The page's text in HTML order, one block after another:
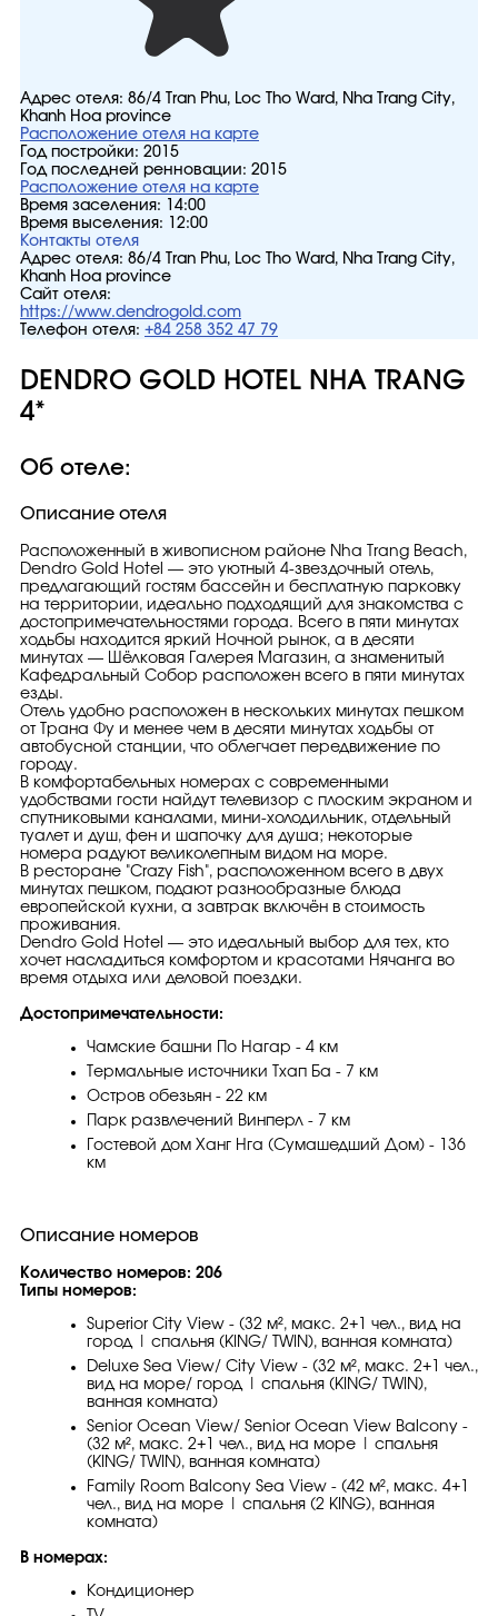
Адрес отеля: 86/4 Tran Phu, Loc Tho Ward, Nha Trang City,
Khanh Hoa province
Расположение отеля на карте
Год постройки: 2015
Год последней ренновации: 2015
Расположение отеля на карте
Время заселения:
14:00
Время выселения:
12:00
Контакты отеля
Адрес отеля: 86/4 Tran Phu, Loc Tho Ward, Nha Trang City,
Khanh Hoa province
Сайт отеля:
https://www.dendrogold.com
Телефон отеля: +84 258 352 47 79
DENDRO GOLD HOTEL NHA TRANG
4*
Об отеле:
Описание отеля
Расположенный в живописном районе Nha Trang Beach,
Dendro Gold Hotel — это уютный 4-звездочный отель,
предлагающий гостям бассейн и бесплатную парковку
на территории, идеально подходящий для знакомства с
достопримечательностями города. Всего в пяти минутах
ходьбы находится яркий Ночной рынок, а в десяти
минутах — Шёлковая Галерея Магазин, а знаменитый
Кафедральный Собор расположен всего в пяти минутах
езды.
Отель удобно расположен в нескольких минутах пешком
от Трана Фу и менее чем в десяти минутах ходьбы от
автобусной станции, что облегчает передвижение по
городу.
В комфортабельных номерах с современными
удобствами гости найдут телевизор с плоским экраном и
спутниковыми каналами, мини-холодильник, отдельный
туалет и душ, фен и шапочку для душа; некоторые
номера радуют великолепным видом на море.
В ресторане "Crazy Fish", расположенном всего в двух
минутах пешком, подают разнообразные блюда
европейской кухни, а завтрак включён в стоимость
проживания.
Dendro Gold Hotel — это идеальный выбор для тех, кто
хочет насладиться комфортом и красотами Нячанга во
время отдыха или деловой поездки.
Достопримечательности:
Чамские башни По Нагар - 4 км
Термальные источники Тхап Ба - 7 км
Остров обезьян - 22 км
Парк развлечений Винперл - 7 км
Гостевой дом Ханг Нга (Сумашедший Дом) - 136
км
Описание номеров
Количество номеров: 206
Типы номеров:
Superior City View - (32 м², макс. 2+1 чел., вид на
город | спальня (KING/ TWIN), ванная комната)
Deluxe Sea View/ City View - (32 м², макс. 2+1 чел.,
вид на море/ город | спальня (KING/ TWIN),
ванная комната)
Senior Ocean View/ Senior Ocean View Balcony -
(32 м², макс. 2+1 чел., вид на море | спальня
(KING/ TWIN), ванная комната)
Family Room Balcony Sea View - (42 м², макс. 4+1
чел., вид на море | спальня (2 KING), ванная
комната)
В номерах:
Кондиционер